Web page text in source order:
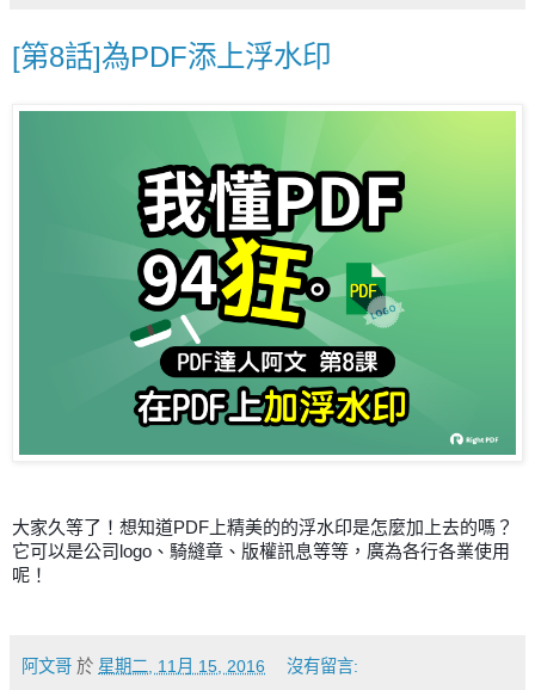
[第8話]為PDF添上浮水印
大家久等了！想知道PDF上精美的的浮水印是怎麼加上去的嗎？
它可以是公司logo、騎縫章、版權訊息等等，廣為各行各業使用
呢！
阿文哥 於 星期二, 11月 15, 2016 沒有留言: